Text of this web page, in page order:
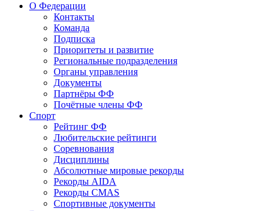
О Федерации
Контакты
Команда
Подписка
Приоритеты и развитие
Региональные подразделения
Органы управления
Документы
Партнёры ФФ
Почётные члены ФФ
Спорт
Рейтинг ФФ
Любительские рейтинги
Соревнования
Дисциплины
Абсолютные мировые рекорды
Рекорды AIDA
Рекорды CMAS
Спортивные документы